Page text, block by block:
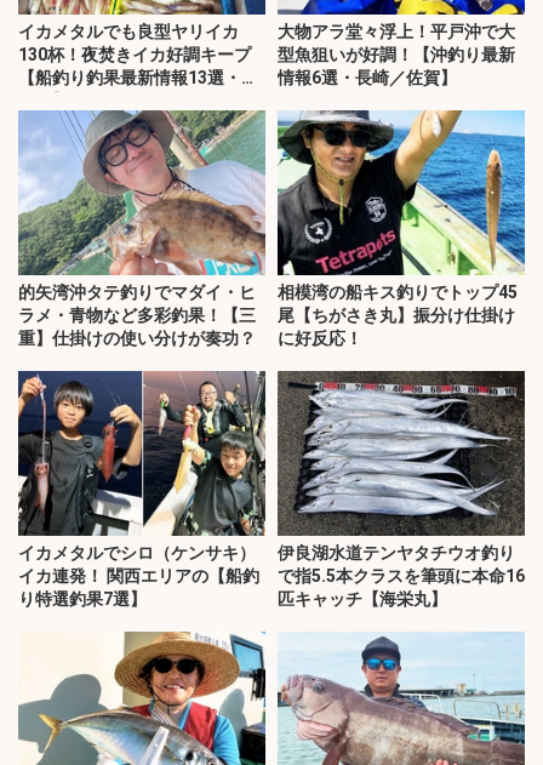
イカメタルでも良型ヤリイカ
130杯！夜焚きイカ好調キープ
【船釣り釣果最新情報13選・玄
大物アラ堂々浮上！平戸沖で大
型魚狙いが好調！【沖釣り最新
情報6選・長崎／佐賀】
的矢湾沖タテ釣りでマダイ・ヒ
ラメ・青物など多彩釣果！【三
重】仕掛けの使い分けが奏功？
相模湾の船キス釣りでトップ45
尾【ちがさき丸】振分け仕掛け
に好反応！
イカメタルでシロ（ケンサキ）
イカ連発！ 関西エリアの【船釣
り特選釣果7選】
伊良湖水道テンヤタチウオ釣り
で指5.5本クラスを筆頭に本命16
匹キャッチ【海栄丸】